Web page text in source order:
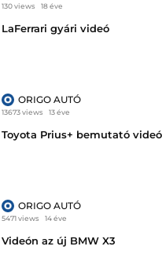
130 views 18 éve
LaFerrari gyári videó
ORIGO AUTÓ
13673 views 13 éve
Toyota Prius+ bemutató videó
ORIGO AUTÓ
5471 views 14 éve
Videón az új BMW X3